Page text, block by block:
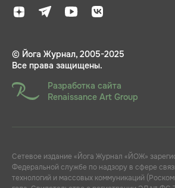
© Йога Журнал, 2005-2025
Все права защищены.
Разработка сайта
Renaissance Art Group
Сетевое издание «Йога Журнал «ЙОЖ»
Федеральной службе по надзору в сфере
технологий и массовых коммуникаций